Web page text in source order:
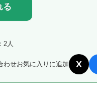
る
2人
わせお気に入りに追加 X